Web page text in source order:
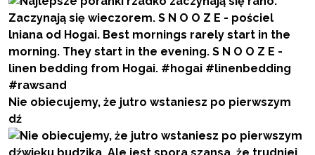
Nie obiecujemy, że jutro wstaniesz po pierwszym
dź